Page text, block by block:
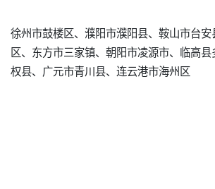
徐州市鼓楼区、濮阳市濮阳县、鞍山市台
区、东方市三家镇、朝阳市凌源市、临高
权县、广元市青川县、连云港市海州区